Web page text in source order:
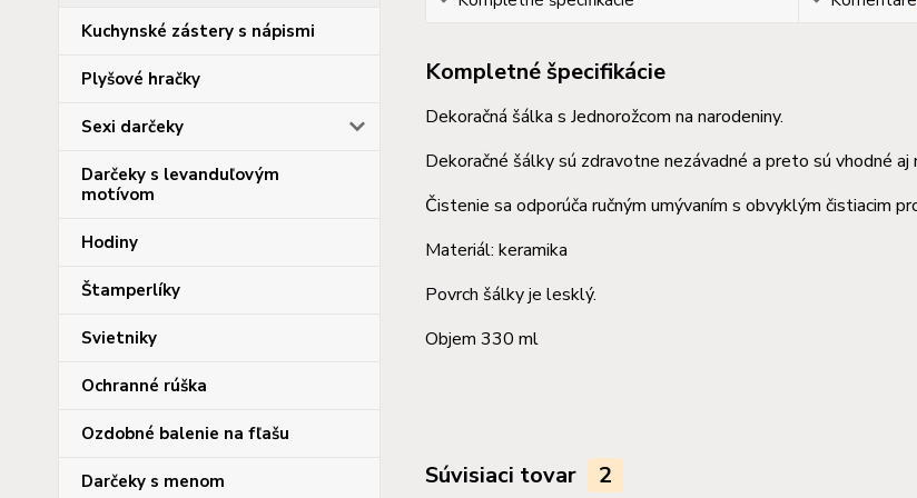
Kuchynské zástery s nápismi
Plyšové hračky
Sexi darčeky
Darčeky s levanduľovým
motívom
Hodiny
Štamperlíky
Svietniky
Ochranné rúška
Ozdobné balenie na fľašu
Darčeky s menom
Kompletné špecifikácie
Dekoračná šálka s Jednorožcom na narodeniny.
Dekoračné šálky sú zdravotne nezávadné a preto sú vhodné aj
Čistenie sa odporúča ručným umývaním s obvyklým čistiacim
Materiál: keramika
Povrch šálky je lesklý.
Objem 330 ml
Súvisiaci tovar 2